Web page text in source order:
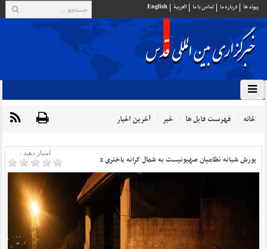
پيوند ها درباره ما تماس با ما العربية English
خانه فهرست فایل ها خبر آخرین اخبار
امتیاز دهید :
یورش شبانه نظامیان صهیونیست به شمال کرانه باختری 2